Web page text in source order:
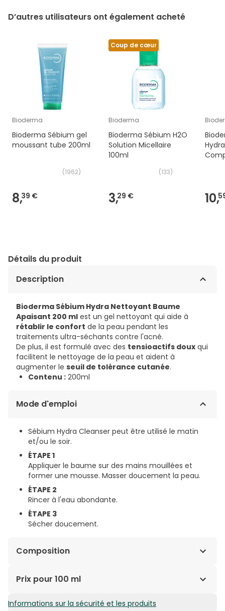
D’autres utilisateurs ont également acheté
Bioderma
Bioderma Sébium gel
moussant tube 200ml
(1962)
8,39 €
Coup de cœur
Bioderma
Bioderma Sébium H2O
Solution Micellaire
100ml
(133)
3,29 € 10,
Détails du produit
Description
Bioderma Sébium Hydra Nettoyant Baume
Apaisant 200 ml est un gel nettoyant qui aide à
rétablir le confort de la peau pendant les
traitements ultra-séchants contre l'acné.
De plus, il est formulé avec des tensioactifs doux qui
facilitent le nettoyage de la peau et aident à
augmenter le seuil de tolérance cutanée.
Contenu : 200ml
Mode d'emploi
Sébium Hydra Cleanser peut être utilisé le matin
et/ou le soir.
ÉTAPE 1
Appliquer le baume sur des mains mouillées et
former une mousse. Masser doucement la peau.
ÉTAPE 2
Rincer à l'eau abondante.
ÉTAPE 3
Sécher doucement.
Composition
AQUA/EAU, CAPRYLYL/CAPRYL GLUCOSIDE,
MÉTHYLPROPANEDIOL, DISODIUM COCOYL GLUTAMATE,
ACIDE CITRIQUE, PENTYLÈNE GLYCOL, GOMME
Prix pour 100 ml
4,93€ / 100 ml
Informations sur la sécurité et les produits